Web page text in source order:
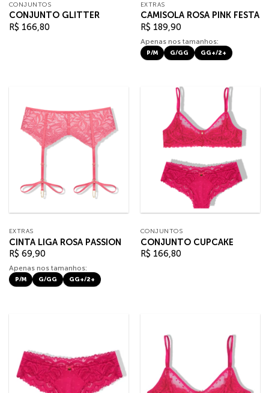
CONJUNTOS
CONJUNTO GLITTER
R$ 166,80
EXTRAS
CAMISOLA ROSA PINK FESTA
R$ 189,90
Apenas nos tamanhos:
P/M G/GG GG+/2+
EXTRAS
CINTA LIGA ROSA PASSION
R$ 69,90
Apenas nos tamanhos:
P/M G/GG GG+/2+
CONJUNTOS
CONJUNTO CUPCAKE
R$ 166,80